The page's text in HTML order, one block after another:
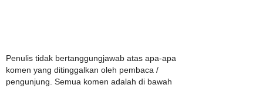
Penulis tidak bertanggungjawab atas apa-apa
komen yang ditinggalkan oleh pembaca /
pengunjung. Semua komen adalah di bawah